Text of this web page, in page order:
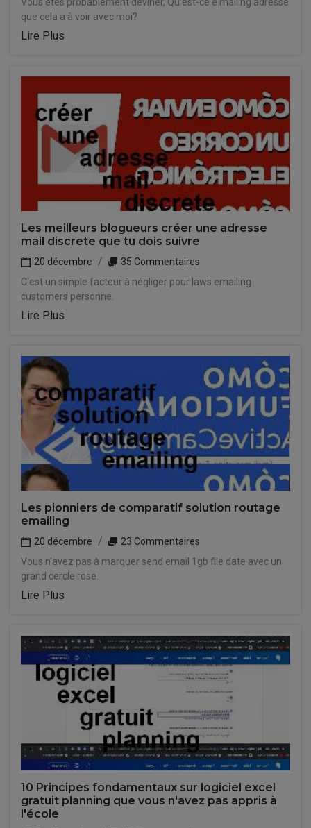
que cela a à voir avec moi?
Lire Plus
Les meilleurs blogueurs créer une adresse
mail discrete que tu dois suivre
20 décembre
35 Commentaires
C'est un simple facteur à négliger pour laws emailing
customers personne.
Lire Plus
Les pionniers de comparatif solution routage
emailing
20 décembre
23 Commentaires
Vous n'avez pas à marquer send email 1gb file date avec un
grand cercle rose.
Lire Plus
10 Principes fondamentaux sur logiciel excel
gratuit planning que vous n'avez pas appris à
l'école